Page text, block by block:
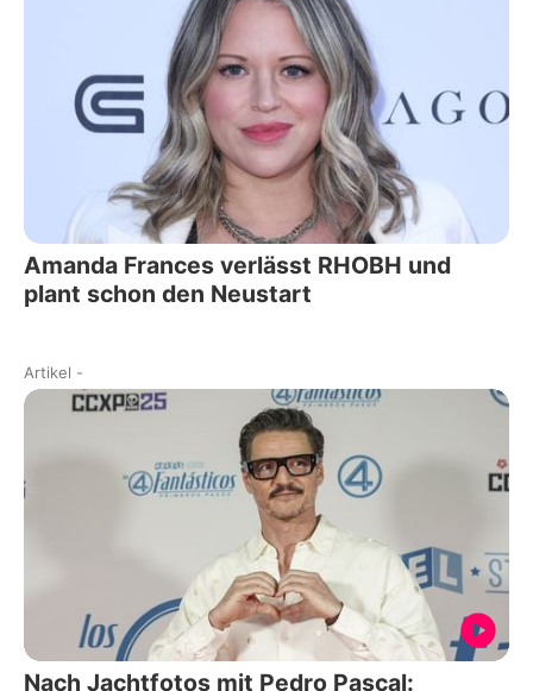
Amanda Frances verlässt RHOBH und
plant schon den Neustart
Artikel -
Nach Jachtfotos mit Pedro Pascal: